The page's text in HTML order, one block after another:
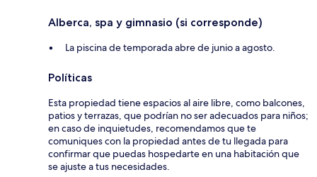
Alberca, spa y gimnasio (si corresponde)
La piscina de temporada abre de junio a agosto.
Políticas
Esta propiedad tiene espacios al aire libre, como balcones,
patios y terrazas, que podrían no ser adecuados para niños;
en caso de inquietudes, recomendamos que te
comuniques con la propiedad antes de tu llegada para
confirmar que puedas hospedarte en una habitación que
se ajuste a tus necesidades.